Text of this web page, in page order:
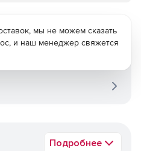
Подробнее
мы не можем сказать
и наш менеджер свяжется